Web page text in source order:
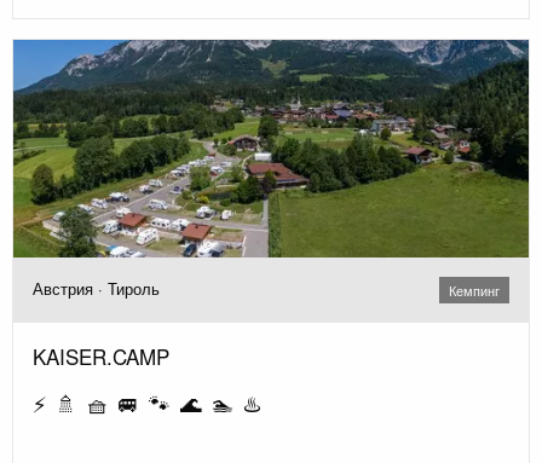
Австрия · Тироль Кемпинг
KAISER.CAMP
⚡ 🚿 🧺 🚐 🐾 🌊 🏊 ♨️